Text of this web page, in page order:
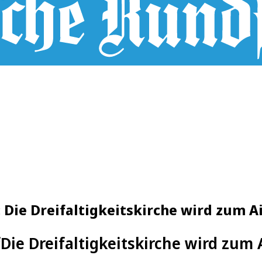
Die Dreifaltigkeitskirche wird zum
Die Dreifaltigkeitskirche wird zum